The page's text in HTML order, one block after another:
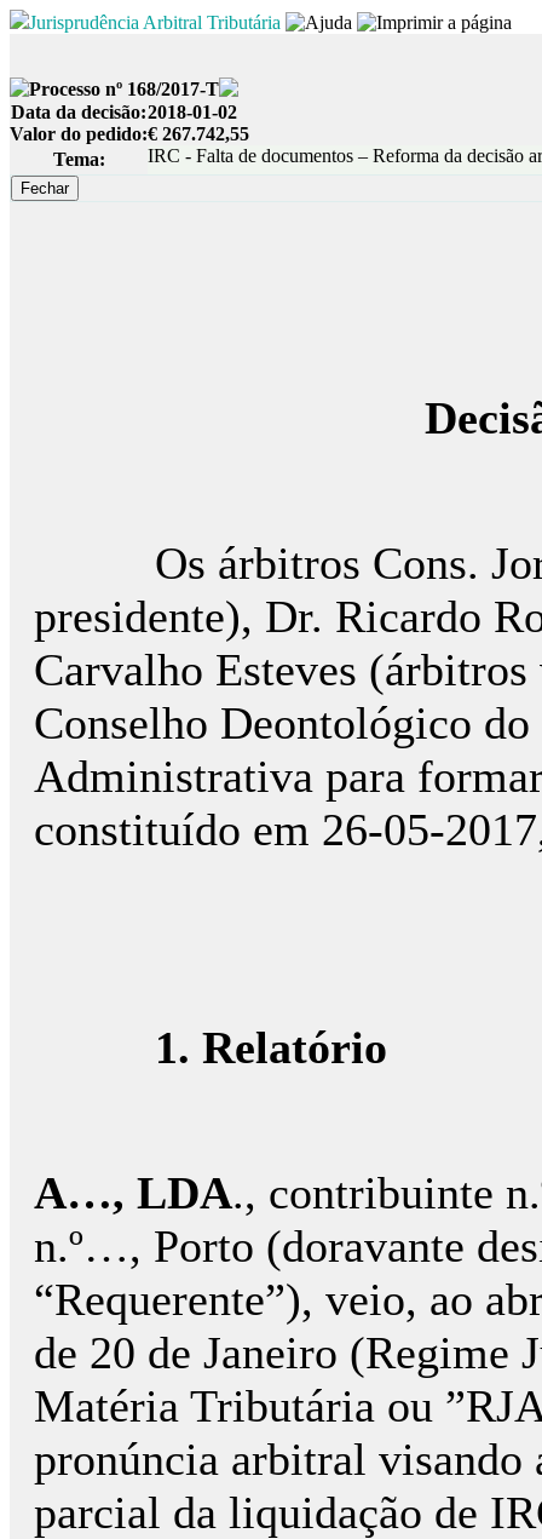
Jurisprudência Arbitral Tributária
Processo nº 168/2017-T
Data da decisão:2018-01-02
Valor do pedido:€ 267.742,55
Tema:
IRC - Falta de documentos – Reforma da decisão
Os árbitros Cons.
presidente), Dr. Ricardo
Carvalho Esteves
Conselho Deontológico
Administrativa para
constituído em 26-05-
1. Relatório
A…, LDA., contribuinte
n.º…, Porto (doravante
“Requerente”), veio, ao
de 20 de Janeiro (Regime
Matéria Tributária ou
pronúncia arbitral visando
parcial da liquidação de